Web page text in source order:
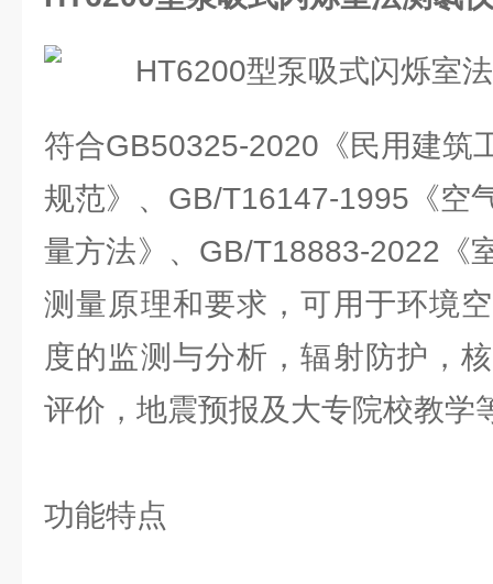
符合GB50325-2020《民用建筑
规范》、GB/T16147-1995《空
量方法》、GB/T18883-2022《
测量原理和要求，可用于环境
度的监测与分析，辐射防护，
评价，地震预报及大专院校教学
功能特点